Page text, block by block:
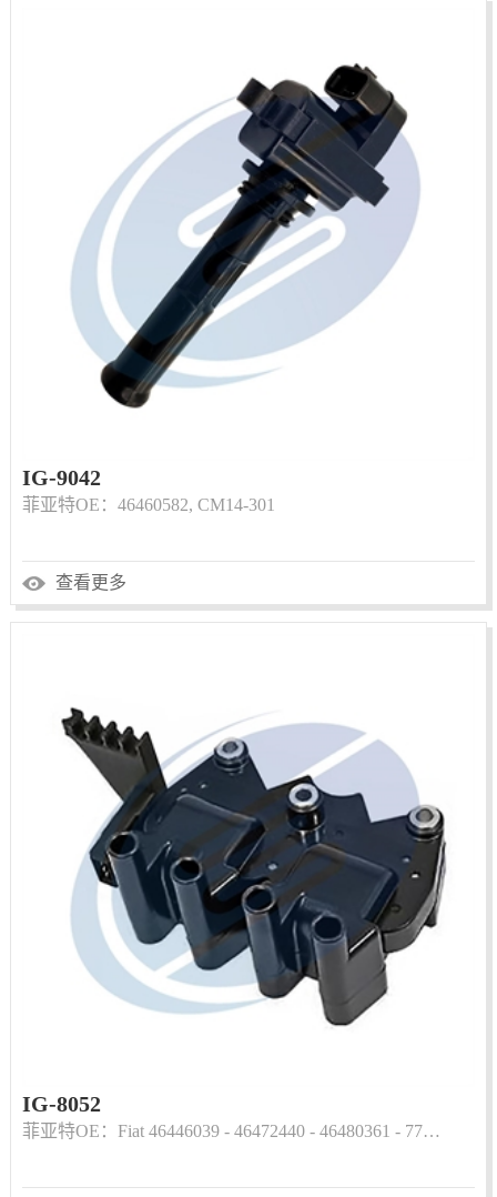
IG-9042
菲亚特OE：46460582, CM14-301
查看更多
IG-8052
菲亚特OE：Fiat 46446039 - 46472440 - 46480361 - 77…